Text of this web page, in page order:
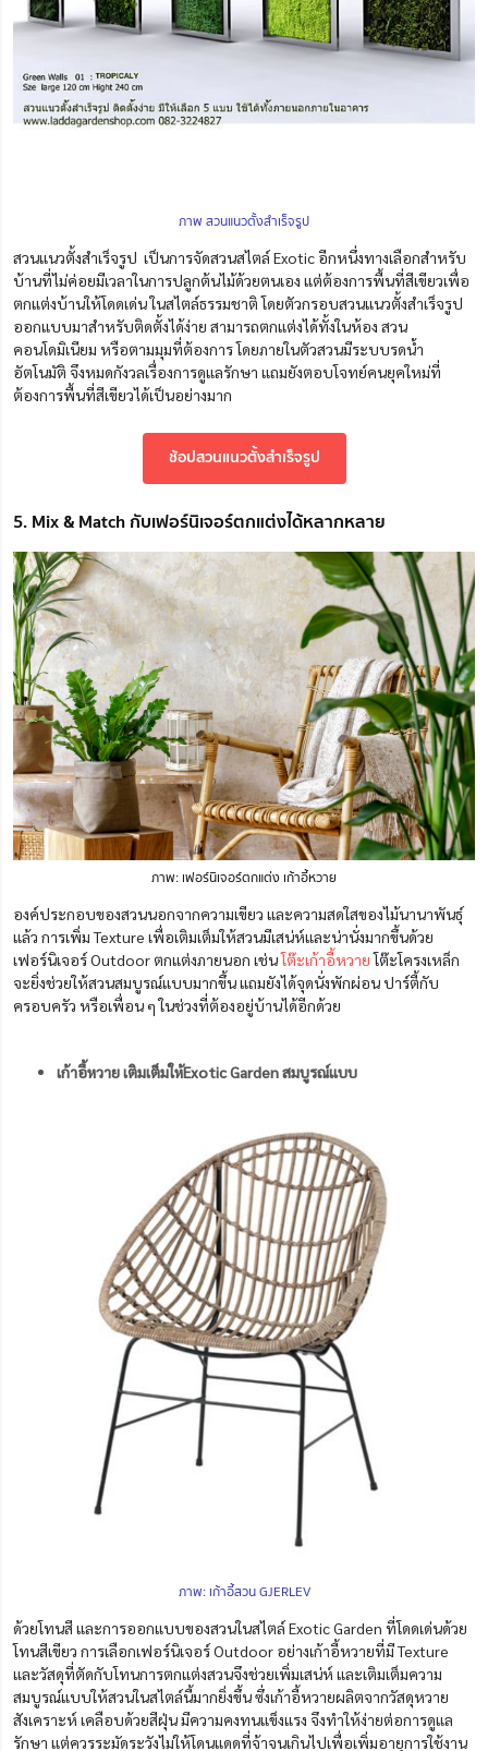
ภาพ สวนแนวตั้งสำเร็จรูป
สวนแนวตั้งสำเร็จรูป เป็นการจัดสวนสไตล์ Exotic อีกหนึ่งทางเลือกสำหรับ
บ้านที่ไม่ค่อยมีเวลาในการปลูกต้นไม้ด้วยตนเอง แต่ต้องการพื้นที่สีเขียวเพื่อ
ตกแต่งบ้านให้โดดเด่น ในสไตล์ธรรมชาติ โดยตัวกรอบสวนแนวตั้งสำเร็จรูป
ออกแบบมาสำหรับติดตั้งได้ง่าย สามารถตกแต่งได้ทั้งในห้อง สวน
คอนโดมิเนียม หรือตามมุมที่ต้องการ โดยภายในตัวสวนมีระบบรดน้ำ
อัตโนมัติ จึงหมดกังวลเรื่องการดูแลรักษา แถมยังตอบโจทย์คนยุคใหม่ที่
ต้องการพื้นที่สีเขียวได้เป็นอย่างมาก
ช้อปสวนแนวตั้งสำเร็จรูป
5. Mix & Match กับเฟอร์นิเจอร์ตกแต่งได้หลากหลาย
ภาพ: เฟอร์นิเจอร์ตกแต่ง เก้าอี้หวาย
องค์ประกอบของสวนนอกจากความเขียว และความสดใสของไม้นานาพันธุ์
แล้ว การเพิ่ม Texture เพื่อเติมเต็มให้สวนมีเสน่ห์และน่านั่งมากขึ้นด้วย
เฟอร์นิเจอร์ Outdoor ตกแต่งภายนอก เช่นโต๊ะเก้าอี้หวายโต๊ะโครงเหล็ก
จะยิ่งช่วยให้สวนสมบูรณ์แบบมากขึ้น แถมยังได้จุดนั่งพักผ่อน ปาร์ตี้กับ
ครอบครัว หรือเพื่อน ๆ ในช่วงที่ต้องอยู่บ้านได้อีกด้วย
เก้าอี้หวาย เติมเต็มให้Exotic Garden สมบูรณ์แบบ
ภาพ: เก้าอี้สวน GJERLEV
ด้วยโทนสี และการออกแบบของสวนในสไตล์ Exotic Garden ที่โดดเด่นด้วย
โทนสีเขียว การเลือกเฟอร์นิเจอร์ Outdoor อย่างเก้าอี้หวายที่มี Texture
และวัสดุที่ตัดกับโทนการตกแต่งสวนจึงช่วยเพิ่มเสน่ห์ และเติมเต็มความ
สมบูรณ์แบบให้สวนในสไตล์นี้มากยิ่งขึ้น ซึ่งเก้าอี้หวายผลิตจากวัสดุหวาย
สังเคราะห์ เคลือบด้วยสีฝุ่น มีความคงทนแข็งแรง จึงทำให้ง่ายต่อการดูแล
รักษา แต่ควรระมัดระวังไม่ให้โดนแดดที่จ้าจนเกินไปเพื่อเพิ่มอายุการใช้งาน